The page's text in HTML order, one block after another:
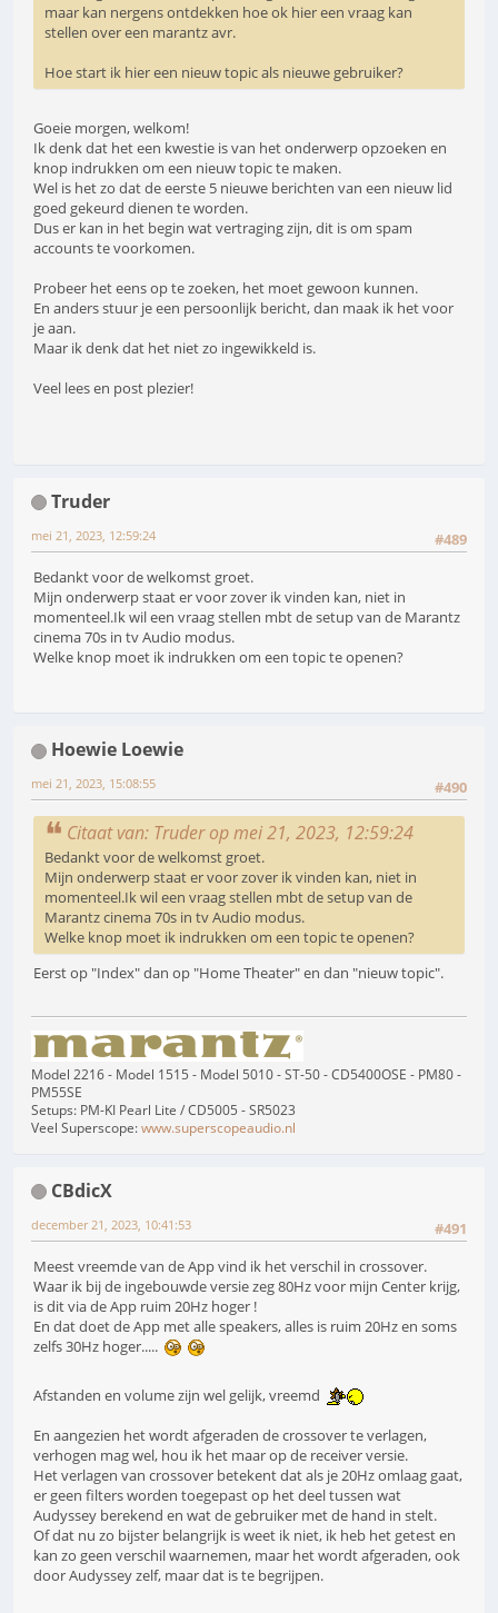
maar kan nergens ontdekken hoe ok hier een vraag kan
stellen over een marantz avr.
Hoe start ik hier een nieuw topic als nieuwe gebruiker?
Goeie morgen, welkom!
Ik denk dat het een kwestie is van het onderwerp opzoeken en
knop indrukken om een nieuw topic te maken.
Wel is het zo dat de eerste 5 nieuwe berichten van een nieuw lid
goed gekeurd dienen te worden.
Dus er kan in het begin wat vertraging zijn, dit is om spam
accounts te voorkomen.
Probeer het eens op te zoeken, het moet gewoon kunnen.
En anders stuur je een persoonlijk bericht, dan maak ik het voor
je aan.
Maar ik denk dat het niet zo ingewikkeld is.
Veel lees en post plezier!
Truder
#489
mei 21, 2023, 12:59:24
Bedankt voor de welkomst groet.
Mijn onderwerp staat er voor zover ik vinden kan, niet in
momenteel.Ik wil een vraag stellen mbt de setup van de Marantz
cinema 70s in tv Audio modus.
Welke knop moet ik indrukken om een topic te openen?
Hoewie Loewie
#490
mei 21, 2023, 15:08:55
Citaat van: Truder op mei 21, 2023, 12:59:24
Bedankt voor de welkomst groet.
Mijn onderwerp staat er voor zover ik vinden kan, niet in
momenteel.Ik wil een vraag stellen mbt de setup van de
Marantz cinema 70s in tv Audio modus.
Welke knop moet ik indrukken om een topic te openen?
Eerst op "Index" dan op "Home Theater" en dan "nieuw topic".
Model 2216 - Model 1515 - Model 5010 - ST-50 - CD5400OSE - PM80 -
PM55SE
Setups: PM-KI Pearl Lite / CD5005 - SR5023
Veel Superscope:www.superscopeaudio.nl
CBdicX
#491
december 21, 2023, 10:41:53
Meest vreemde van de App vind ik het verschil in crossover.
Waar ik bij de ingebouwde versie zeg 80Hz voor mijn Center krijg,
is dit via de App ruim 20Hz hoger !
En dat doet de App met alle speakers, alles is ruim 20Hz en soms
zelfs 30Hz hoger.....
Afstanden en volume zijn wel gelijk, vreemd
En aangezien het wordt afgeraden de crossover te verlagen,
verhogen mag wel, hou ik het maar op de receiver versie.
Het verlagen van crossover betekent dat als je 20Hz omlaag gaat,
er geen filters worden toegepast op het deel tussen wat
Audyssey berekend en wat de gebruiker met de hand in stelt.
Of dat nu zo bijster belangrijk is weet ik niet, ik heb het getest en
kan zo geen verschil waarnemen, maar het wordt afgeraden, ook
door Audyssey zelf, maar dat is te begrijpen.